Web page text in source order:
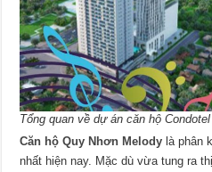
Tổng quan về dự án căn hộ
Căn hộ Quy Nhơn Melody là phân
nhất hiện nay. Mặc dù vừa tung ra